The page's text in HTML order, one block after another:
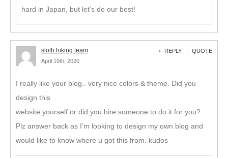
hard in Japan, but let’s do our best!
sloth hiking team
April 19th, 2020
REPLY QUOTE
I really like your blog.. very nice colors & theme. Did you
design this
website yourself or did you hire someone to do it for you?
Plz answer back as I’m looking to design my own blog and
would like to know where u got this from. kudos